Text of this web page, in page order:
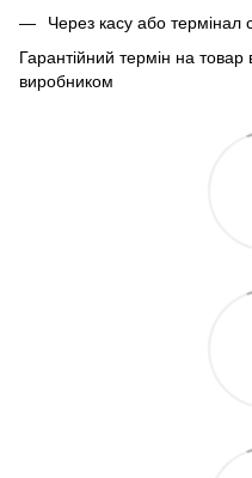
Через касу або термінал
Гарантійний термін на
виробником